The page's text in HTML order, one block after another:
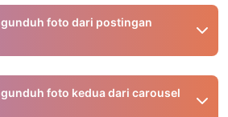
pengunduhan foto
cerita dan video asli yang
foto dari postingan
pengunduhan dari postingan
mengambil tangkapan layar
untuk postingan publik.
foto kedua dari carousel